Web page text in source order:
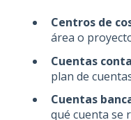
Centros de
área o
Cuentas
plan de
Cuentas
qué cuenta se